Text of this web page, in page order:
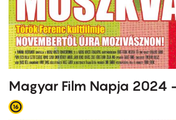
Magyar Film Napja 2024